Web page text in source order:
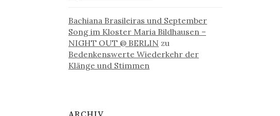
Bachiana Brasileiras und September
Song im Kloster Maria Bildhausen –
NIGHT OUT @ BERLIN zu
Bedenkenswerte Wiederkehr der
Klänge und Stimmen